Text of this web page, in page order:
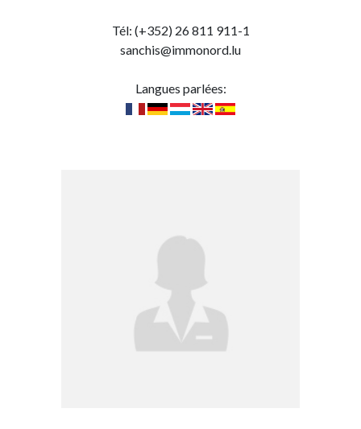
Tél: (+352) 26 811 911-1
sanchis@immonord.lu
Langues parlées: